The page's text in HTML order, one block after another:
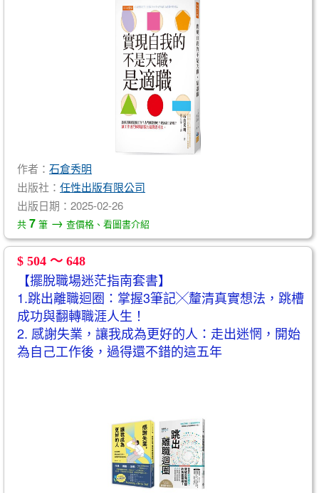
作者： 石倉秀明
出版社： 任性出版有限公司
出版日期：2025-02-26
共 7 筆 → 查價格、看圖書介紹
$ 504 ～ 648
【擺脫職場迷茫指南套書】
1.跳出離職迴圈：掌握3筆記╳釐清真實想法，跳槽
成功與翻轉職涯人生！
2. 感謝失業，讓我成為更好的人：走出迷惘，開始
為自己工作後，過得還不錯的這五年